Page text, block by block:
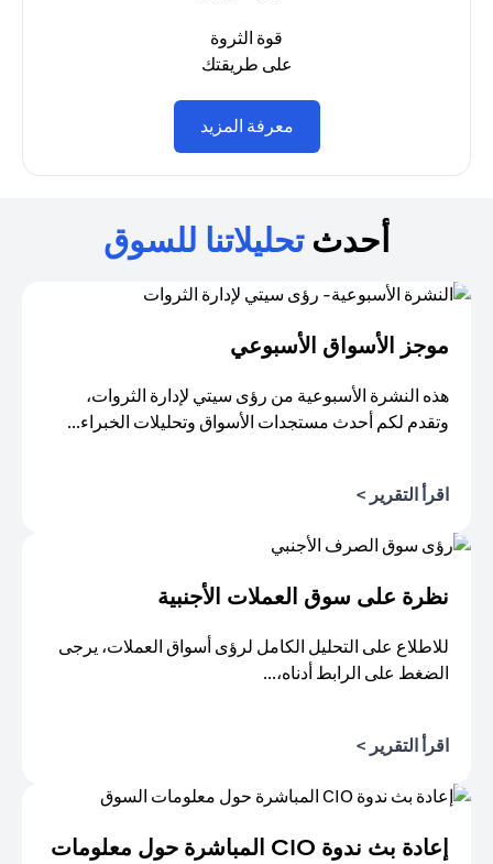
قوة الثروة
على طريقتك
معرفة المزيد
أحدثتحليلاتنا للسوق
موجز الأسواق الأسبوعي
هذه النشرة الأسبوعية من رؤى سيتي لإدارة الثروات،
وتقدم لكم أحدث مستجدات الأسواق وتحليلات الخبراء...
اقرأ التقرير >
نظرة على سوق العملات الأجنبية
للاطلاع على التحليل الكامل لرؤى أسواق العملات، يرجى
الضغط على الرابط أدناه،...
اقرأ التقرير >
إعادة بث ندوة CIO المباشرة حول معلومات